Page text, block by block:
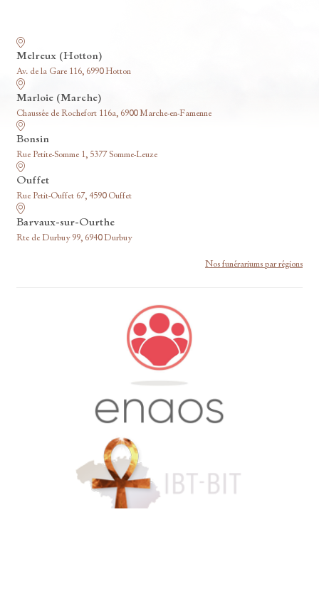
Melreux (Hotton)
Av. de la Gare 116, 6990 Hotton
Marloie (Marche)
Chaussée de Rochefort 116a, 6900 Marche-en-Famenne
Bonsin
Rue Petite-Somme 1, 5377 Somme-Leuze
Ouffet
Rue Petit-Ouffet 67, 4590 Ouffet
Barvaux-sur-Ourthe
Rte de Durbuy 99, 6940 Durbuy
Nos funérariums par régions